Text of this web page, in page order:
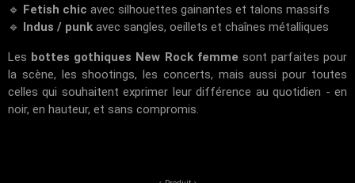
🔹 Fetish chic avec silhouettes gainantes et talons massifs
🔹 Indus / punk avec sangles, oeillets et chaînes métalliques
Les bottes gothiques New Rock femme sont parfaites pour
la scène, les shootings, les concerts, mais aussi pour toutes
celles qui souhaitent exprimer leur différence au quotidien - en
noir, en hauteur, et sans compromis.